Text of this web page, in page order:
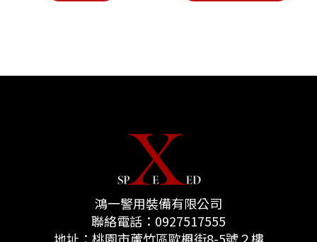
鴻一警用裝備有限公司
聯絡電話： 0927517555